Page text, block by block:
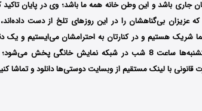
جاری باشد و این وطن خانه همه ما باشد؛ وی در پایان
که عزیزان بی‌گناهشان را در این روزهای تلخ از دست
شریک هستیم و در کنارتان به احترامشان می‌ایستیم و یک
پخش می‌شود؛ ویژه برنامه
قانونی با لینک مستقیم از وبسایت دوستی‌ها دانلود و تماشا